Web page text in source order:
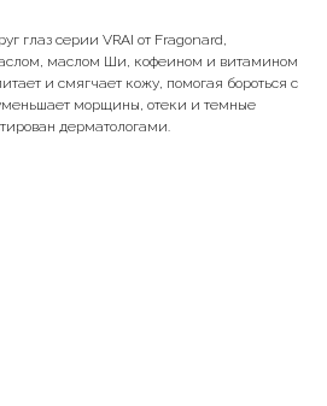
глаз серии VRAI от Fragonard,
маслом Ши, кофеином и витамином
и смягчает кожу, помогая бороться с
морщины, отеки и темные
дерматологами.